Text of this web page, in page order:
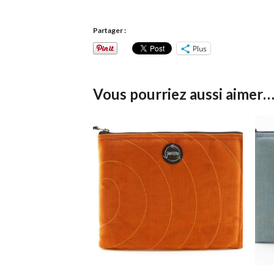
Partager :
Plus
Vous pourriez aussi aimer…